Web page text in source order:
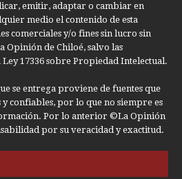
emitir, adaptar o cambiar en
medio el contenido de esta
comerciales y/o fines sin lucro sin
de Chiloé, salvo las
17336 sobre Propiedad Intelectual.
se entrega proviene de fuentes que
y confiables, por lo que no siempre es
Por lo anterior ©La Opinión
por su veracidad y exactitud.